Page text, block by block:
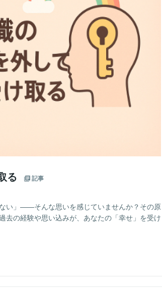
る 記事
い」——そんな思いを感じていませんか？その原
去の経験や思い込みが、あなたの「幸せ」を受け